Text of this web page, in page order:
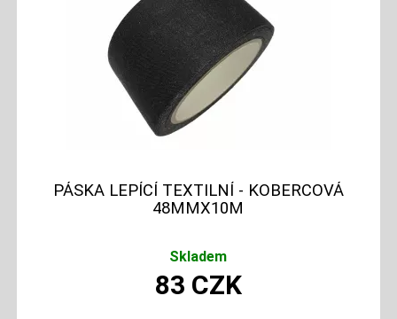
PÁSKA LEPÍCÍ TEXTILNÍ - KOBERCOVÁ
48MMX10M
Skladem
83 CZK